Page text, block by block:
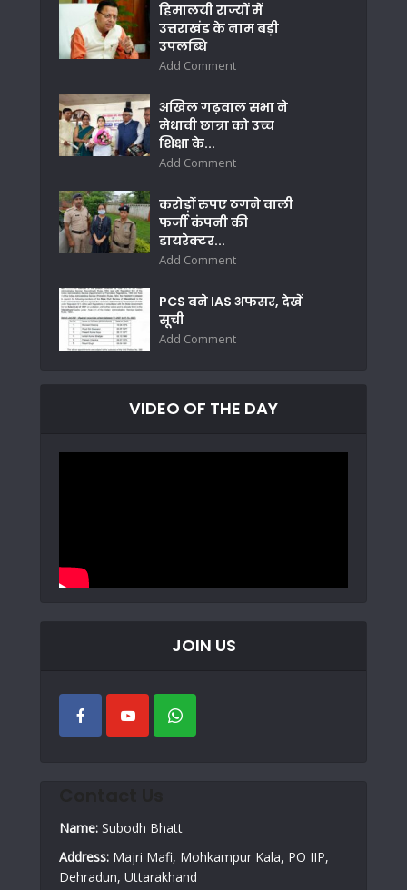
हिमालयी राज्यों में
उत्तराखंड के नाम बड़ी
उपलब्धि
Add Comment
अखिल गढ़वाल सभा ने
मेधावी छात्रा को उच्च
शिक्षा के...
Add Comment
करोड़ों रुपए ठगने वाली
फर्जी कंपनी की
डायरेक्टर...
Add Comment
PCS बने IAS अफसर, देखें
सूची
Add Comment
VIDEO OF THE DAY
JOIN US
Name: Subodh Bhatt
Address: Majri Mafi, Mohkampur Kala, PO IIP,
Dehradun, Uttarakhand